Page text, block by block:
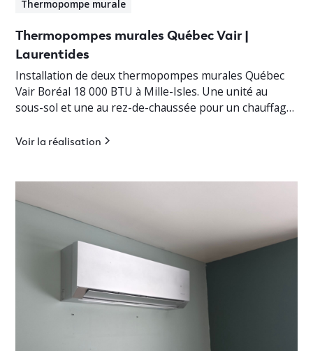
Thermopompe murale
Thermopompes murales Québec Vair |
Laurentides
Installation de deux thermopompes murales Québec
Vair Boréal 18 000 BTU à Mille-Isles. Une unité au
sous-sol et une au rez-de-chaussée pour un chauffage
Voir la réalisation